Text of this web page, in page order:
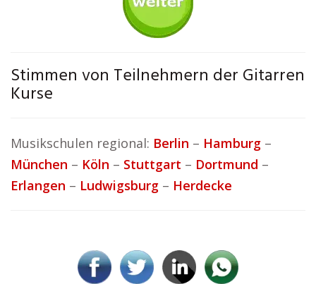
Stimmen von Teilnehmern der Gitarren
Kurse
Musikschulen regional: Berlin – Hamburg –
München – Köln – Stuttgart – Dortmund –
Erlangen – Ludwigsburg – Herdecke